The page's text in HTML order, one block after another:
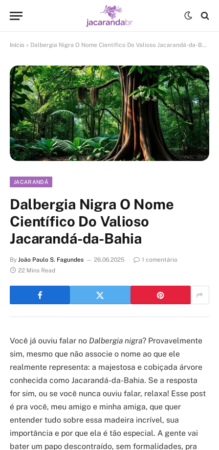
Início » Dalbergia Nigra O Nome Científico Do Valioso Jacarandá-da-Bahia
JACARANDÁ
Dalbergia Nigra O Nome
Científico Do Valioso
Jacarandá-da-Bahia
By João Paulo S. Fagundes 26.06.2025
1 comentário
22 Mins Read
Você já ouviu falar no Dalbergia nigra? Provavelmente
sim, mesmo que não associe o nome ao que ele
realmente representa: a majestosa e cobiçada árvore
conhecida como Jacarandá-da-Bahia. Se a resposta
for sim, ou se você nunca ouviu falar, relaxa! Esse post
é pra você, meu amigo e minha amiga, que quer
entender tudo sobre essa madeira incrível, sua
importância e por que ela é tão especial. A gente vai
bater um papo descontraído, sem formalidades, pra